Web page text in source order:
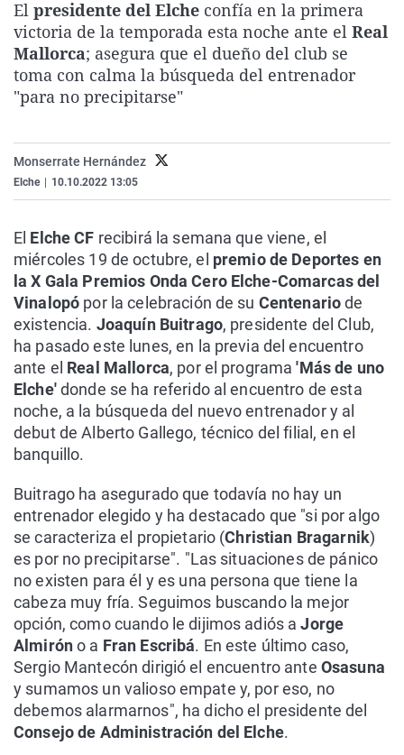
La rosa de los vientos
Gente viajera
Como el perro y el
Caso
Retornados
Equipo de
Extremadura
Galicia
La Rioja
País Vasco
Virales
Televisión
Elecciones
El presidente del Elche confía en la primera
victoria de la temporada esta noche ante el Real
Mallorca; asegura que el dueño del club se
toma con calma la búsqueda del entrenador
"para no precipitarse"
Monserrate Hernández
Elche 10.10.2022 13:05
El Elche CF recibirá la semana que viene, el
miércoles 19 de octubre, el premio de Deportes en
la X Gala Premios Onda Cero Elche-Comarcas del
Vinalopó por la celebración de su Centenariode
existencia. Joaquín Buitrago, presidente del Club,
ha pasado este lunes, en la previa del encuentro
ante el Real Mallorca, por el programa'Más de uno
Elche'donde se ha referido al encuentro de esta
noche, a la búsqueda del nuevo entrenador y al
debut de Alberto Gallego, técnico del filial, en el
banquillo.
Buitrago ha asegurado que todavía no hay un
entrenador elegido y ha destacado que "si por algo
se caracteriza el propietario (Christian Bragarnik)
es por no precipitarse". "Las situaciones de pánico
no existen para él y es una persona que tiene la
cabeza muy fría. Seguimos buscando la mejor
opción, como cuando le dijimos adiós a Jorge
Almiróno a Fran Escribá. En este último caso,
Sergio Mantecón dirigió el encuentro ante Osasuna
y sumamos un valioso empate y, por eso, no
debemos alarmarnos", ha dicho el presidente del
Consejo de Administración del Elche.